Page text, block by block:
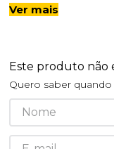
Ver mais
Este produto não
Quero saber